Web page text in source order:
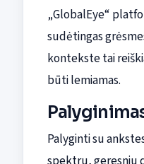
„GlobalEye“
sudėtingas
kontekste tai
būti lemiamas.
Palyginti su